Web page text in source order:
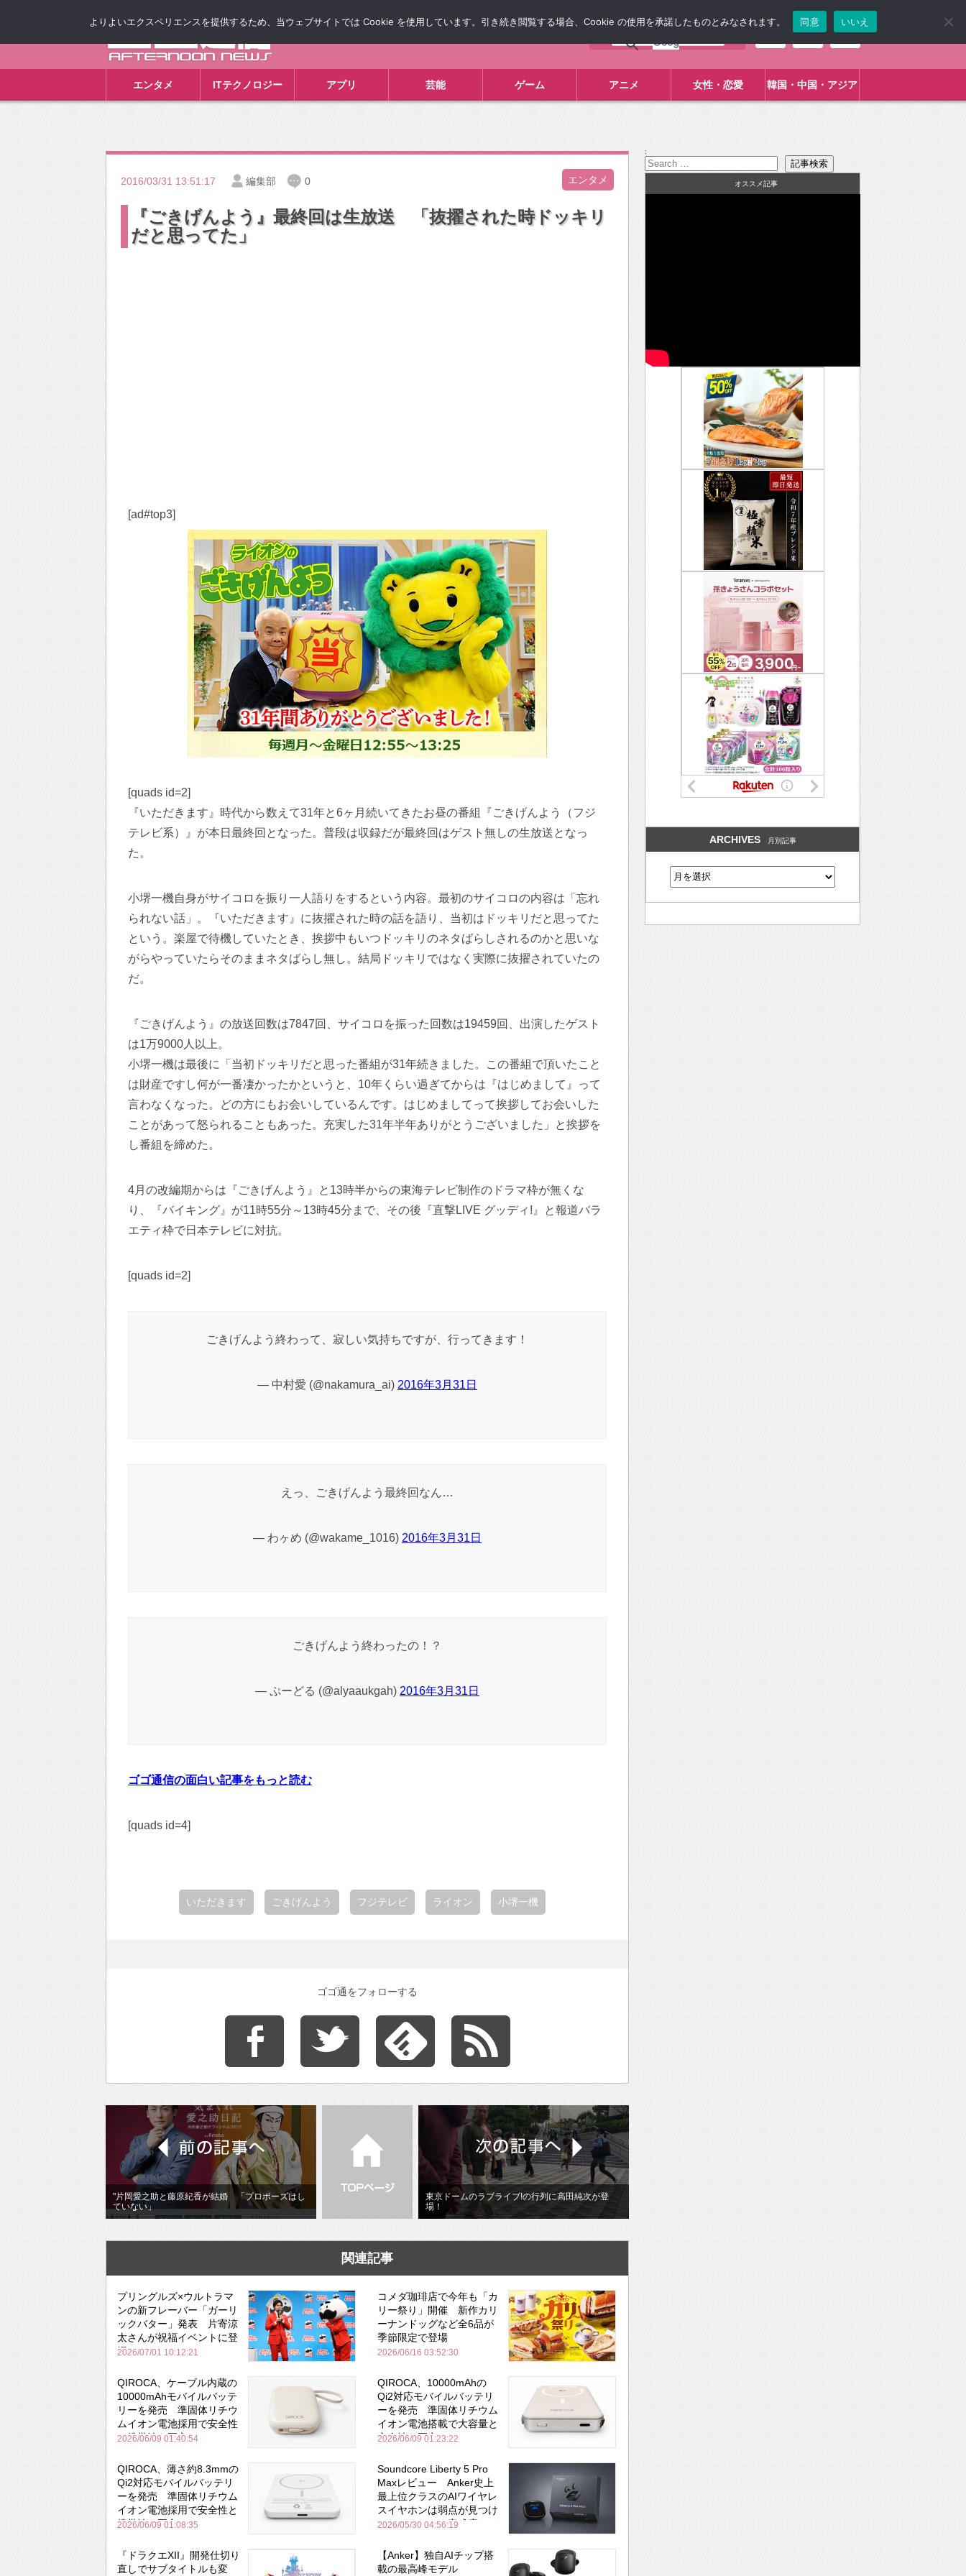
エンタメ ITテクノロジー アプリ 芸能 ゲーム アニメ 女性・恋愛 韓国・中国・アジア
2016/03/31 13:51:17 編集部 0 エンタメ
『ごきげんよう』最終回は生放送 「抜擢された時ドッキリ
だと思ってた」
[ad#top3]
[quads id=2]
『いただきます』時代から数えて31年と6ヶ月続いてきたお昼の番組『ごきげんよう（フジ
テレビ系）』が本日最終回となった。普段は収録だが最終回はゲスト無しの生放送となっ
た。
小堺一機自身がサイコロを振り一人語りをするという内容。最初のサイコロの内容は「忘れ
られない話」。『いただきます』に抜擢された時の話を語り、当初はドッキリだと思ってた
という。楽屋で待機していたとき、挨拶中もいつドッキリのネタばらしされるのかと思いな
がらやっていたらそのままネタばらし無し。結局ドッキリではなく実際に抜擢されていたの
だ。
『ごきげんよう』の放送回数は7847回、サイコロを振った回数は19459回、出演したゲスト
は1万9000人以上。
小堺一機は最後に「当初ドッキリだと思った番組が31年続きました。この番組で頂いたこと
は財産ですし何が一番凄かったかというと、10年くらい過ぎてからは『はじめまして』って
言わなくなった。どの方にもお会いしているんです。はじめましてって挨拶してお会いした
ことがあって怒られることもあった。充実した31年半年ありがとうございました」と挨拶を
し番組を締めた。
4月の改編期からは『ごきげんよう』と13時半からの東海テレビ制作のドラマ枠が無くな
り、『バイキング』が11時55分～13時45分まで、その後『直撃LIVE グッディ!』と報道バラ
エティ枠で日本テレビに対抗。
[quads id=2]
ごきげんよう終わって、寂しい気持ちですが、行ってきます！
— 中村愛 (@nakamura_ai) 2016年3月31日
えっ、ごきげんよう最終回なん…
— わヶめ (@wakame_1016) 2016年3月31日
ごきげんよう終わったの！？
— ぷーどる (@alyaaukgah) 2016年3月31日
ゴゴ通信の面白い記事をもっと読む
[quads id=4]
いただきます ごきげんよう フジテレビ ライオン 小堺一機
ゴゴ通をフォローする
"片岡愛之助と藤原紀香が結婚 「プロポーズはし
ていない」
東京ドームのラブライブ!の行列に高田純次が登
場！
関連記事
プリングルズ×ウルトラマ
ンの新フレーバー「ガーリ
ックバター」発表 片寄涼
太さんが祝福イベントに登
場
2026/07/01 10:12:21
コメダ珈琲店で今年も「カ
リー祭り」開催 新作カリ
ーナンドッグなど全6品が
季節限定で登場
2026/06/16 03:52:30
QIROCA、ケーブル内蔵の
10000mAhモバイルバッテ
リーを発売 準固体リチウ
ムイオン電池採用で安全性
と携帯性を両立
2026/06/09 01:40:54
QIROCA、10000mAhの
Qi2対応モバイルバッテリ
ーを発売 準固体リチウム
イオン電池搭載で大容量と
安全性を両立
2026/06/09 01:23:22
QIROCA、薄さ約8.3mmの
Qi2対応モバイルバッテリ
ーを発売 準固体リチウム
イオン電池採用で安全性と
携帯性を両立
2026/06/09 01:08:35
Soundcore Liberty 5 Pro
Maxレビュー Anker史上
最上位クラスのAIワイヤレ
スイヤホンは弱点が見つけ
づらいくらいの完成度にび
Bose並み
2026/05/30 04:56:19
『ドラクエXII』開発仕切り
直しでサブタイトルも変
【Anker】独自AIチップ搭
載の最高峰モデル
:
オススメ記事
ARCHIVES 月別記事
よりよいエクスペリエンスを提供するため、当ウェブサイトでは Cookie を使用しています。引き続き閲覧する場合、Cookie の使用を承諾したものとみなされます。 同意 いいえ